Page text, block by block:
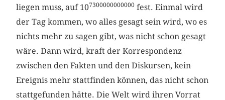
liegen muss, auf 107300000000000 fest. Einmal wird
der Tag kommen, wo alles gesagt sein wird, wo es
nichts mehr zu sagen gibt, was nicht schon gesagt
wäre. Dann wird, kraft der Korrespondenz
zwischen den Fakten und den Diskursen, kein
Ereignis mehr stattfinden können, das nicht schon
stattgefunden hätte. Die Welt wird ihren Vorrat